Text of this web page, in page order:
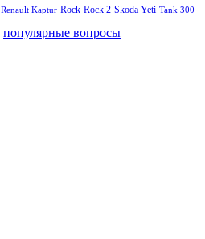
Renault Kaptur Rock Rock 2 Skoda Yeti Tank 300
популярные вопросы